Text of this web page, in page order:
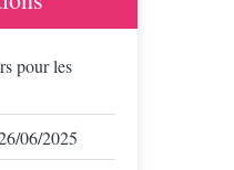
pour les
06/2025